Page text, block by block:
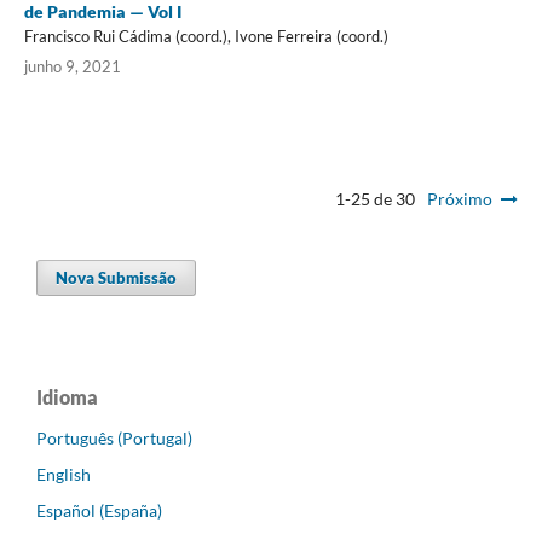
de Pandemia — Vol I
Francisco Rui Cádima (coord.), Ivone Ferreira (coord.)
junho 9, 2021
1-25 de 30 Próximo
Nova Submissão
Idioma
Português (Portugal)
English
Español (España)